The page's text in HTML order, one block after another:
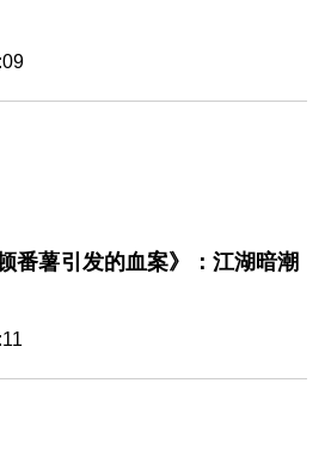
番薯引发的血案》：江湖暗潮